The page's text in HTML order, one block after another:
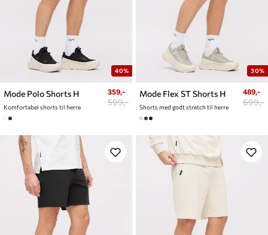
40%
Mode Polo Shorts H
Komfortabel shorts til herre
359,-
599,-
30%
Mode Flex ST Shorts H
Shorts med godt stretch til herre
489,-
699,-